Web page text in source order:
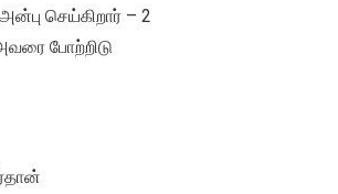
செய்கிறார் – 2
போற்றிடு